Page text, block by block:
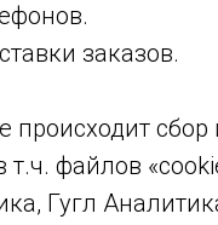
заказов.
происходит
т.ч. файлов
Гугл